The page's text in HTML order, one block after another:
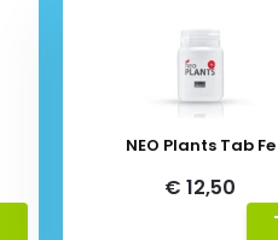
NEO Plants Tab Fe
€ 12,50